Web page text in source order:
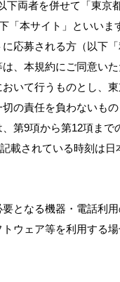
両者を併せて「東京
「本サイト」といい
応募される方（以下
、本規約にご同意い
いて行うものとし、
の責任を負わないも
第9項から第12項まで
載されている時刻は日
となる機器・電話利
ウェア等を利用する